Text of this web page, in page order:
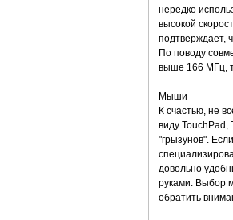
нередко
высокой
подтверждает,
По поводу
выше 166 МГц,
Мыши
К счастью, не
виду
"грызунов".
довольно
руками. Выбор
обратить